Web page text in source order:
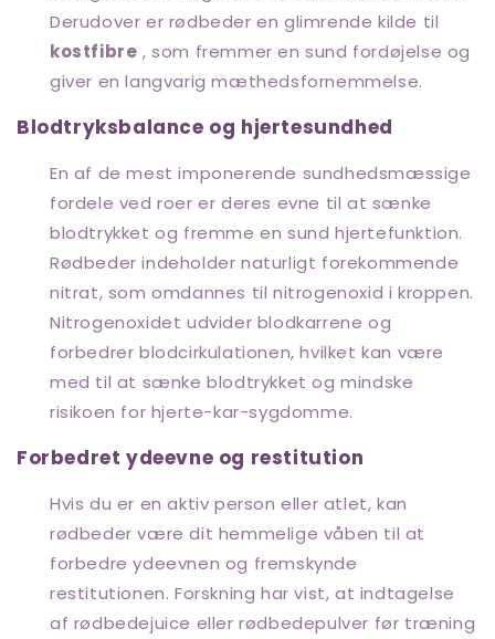
Derudover er rødbeder en glimrende kilde til
kostfibre , som fremmer en sund fordøjelse og
giver en langvarig mæthedsfornemmelse.
Blodtryksbalance og hjertesundhed
En af de mest imponerende sundhedsmæssige
fordele ved roer er deres evne til at sænke
blodtrykket og fremme en sund hjertefunktion.
Rødbeder indeholder naturligt forekommende
nitrat, som omdannes til nitrogenoxid i kroppen.
Nitrogenoxidet udvider blodkarrene og
forbedrer blodcirkulationen, hvilket kan være
med til at sænke blodtrykket og mindske
risikoen for hjerte-kar-sygdomme.
Forbedret ydeevne og restitution
Hvis du er en aktiv person eller atlet, kan
rødbeder være dit hemmelige våben til at
forbedre ydeevnen og fremskynde
restitutionen. Forskning har vist, at indtagelse
af rødbedejuice eller rødbedepulver før træning